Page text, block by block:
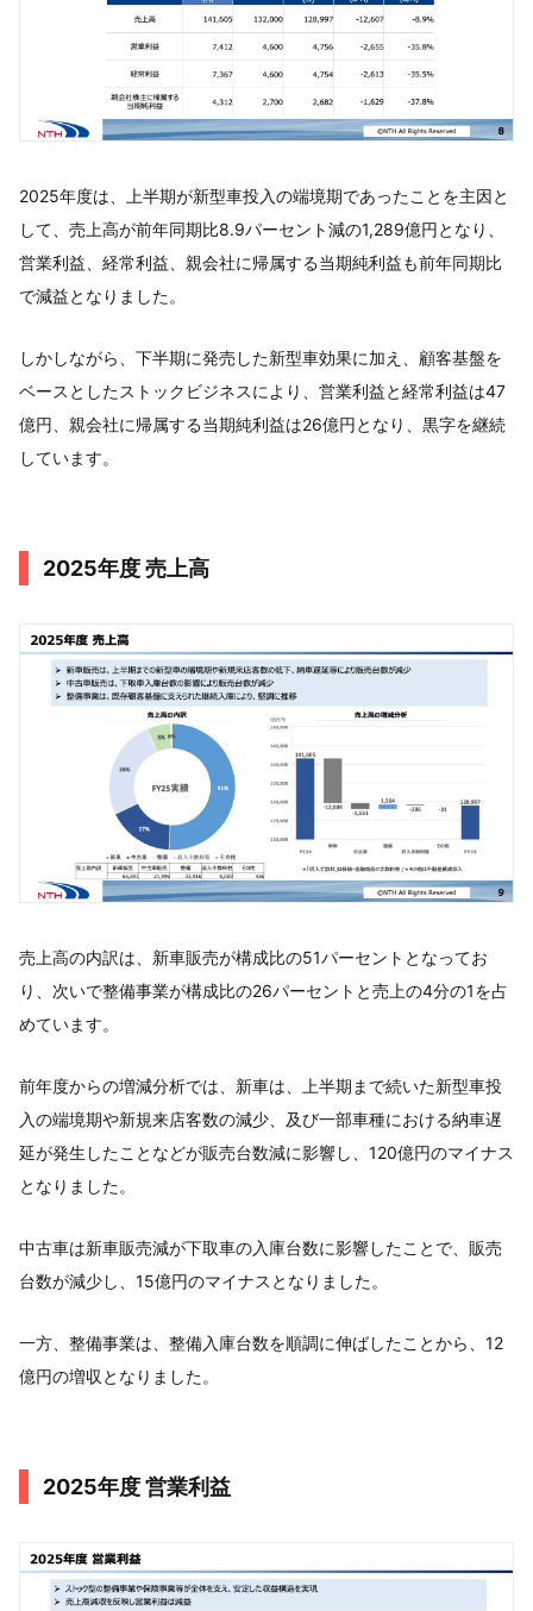
2025年度は、上半期が新型車投入の端境期であったことを主因と
して、売上高が前年同期比8.9パーセント減の1,289億円となり、
営業利益、経常利益、親会社に帰属する当期純利益も前年同期比
で減益となりました。
しかしながら、下半期に発売した新型車効果に加え、顧客基盤を
ベースとしたストックビジネスにより、営業利益と経常利益は47
億円、親会社に帰属する当期純利益は26億円となり、黒字を継続
しています。
2025年度 売上高
売上高の内訳は、新車販売が構成比の51パーセントとなってお
り、次いで整備事業が構成比の26パーセントと売上の4分の1を占
めています。
前年度からの増減分析では、新車は、上半期まで続いた新型車投
入の端境期や新規来店客数の減少、及び一部車種における納車遅
延が発生したことなどが販売台数減に影響し、120億円のマイナス
となりました。
中古車は新車販売減が下取車の入庫台数に影響したことで、販売
台数が減少し、15億円のマイナスとなりました。
一方、整備事業は、整備入庫台数を順調に伸ばしたことから、12
億円の増収となりました。
2025年度 営業利益